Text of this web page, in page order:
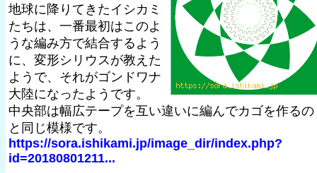
地球に降りてきたイシカミ
たちは、一番最初はこのよ
うな編み方で結合するよう
に、変形シリウスが教えた
ようで、それがゴンドワナ
大陸になったようです。
中央部は幅広テープを互い違いに編んでカゴを作るの
と同じ模様です。
https://sora.ishikami.jp/image_dir/index.php?
id=20180801211...